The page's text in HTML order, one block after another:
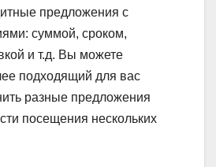
предложения с
суммой, сроком,
и т.д. Вы можете
подходящий для вас
разные предложения
посещения нескольких